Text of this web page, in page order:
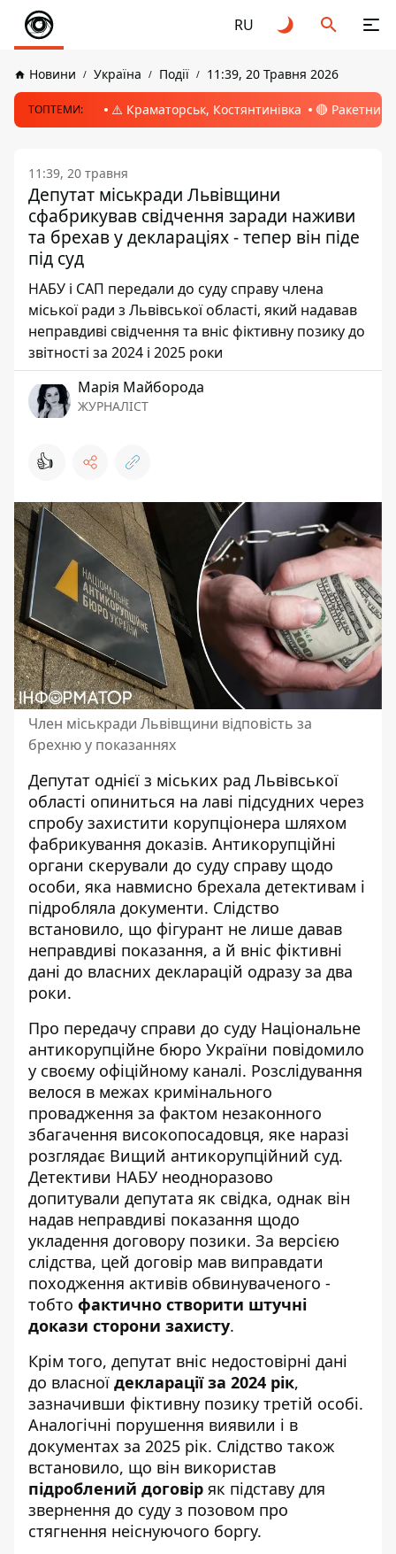
RU
Новини Україна Події 11:39, 20 Травня 2026
ТОПТЕМИ: ⚠️ Краматорськ, Костянтинівка 🔴 Ракетний
11:39, 20 травня
Депутат міськради Львівщини
сфабрикував свідчення заради наживи
та брехав у деклараціях - тепер він піде
під суд
НАБУ і САП передали до суду справу члена
міської ради з Львівської області, який надавав
неправдиві свідчення та вніс фіктивну позику до
звітності за 2024 і 2025 роки
Марія Майборода
ЖУРНАЛІСТ
👍
Член міськради Львівщини відповість за
брехню у показаннях
Депутат однієї з міських рад Львівської
області опиниться на лаві підсудних через
спробу захистити корупціонера шляхом
фабрикування доказів. Антикорупційні
органи скерували до суду справу щодо
особи, яка навмисно брехала детективам і
підробляла документи. Слідство
встановило, що фігурант не лише давав
неправдиві показання, а й вніс фіктивні
дані до власних декларацій одразу за два
роки.
Про передачу справи до суду Національне
антикорупційне бюро України повідомило
у своєму офіційному каналі. Розслідування
велося в межах кримінального
провадження за фактом незаконного
збагачення високопосадовця, яке наразі
розглядає Вищий антикорупційний суд.
Детективи НАБУ неодноразово
допитували депутата як свідка, однак він
надав неправдиві показання щодо
укладення договору позики. За версією
слідства, цей договір мав виправдати
походження активів обвинуваченого -
тобто фактично створити штучні
докази сторони захисту.
Крім того, депутат вніс недостовірні дані
до власної декларації за 2024 рік,
зазначивши фіктивну позику третій особі.
Аналогічні порушення виявили і в
документах за 2025 рік. Слідство також
встановило, що він використав
підроблений договір як підставу для
звернення до суду з позовом про
стягнення неіснуючого боргу.